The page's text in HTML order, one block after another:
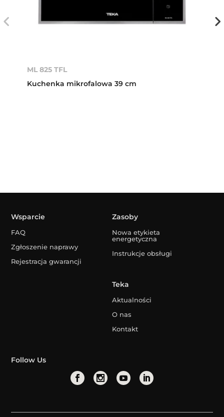
ML 825 TFL
Kuchenka mikrofalowa 39 cm
Wsparcie
FAQ
Zgłoszenie naprawy
Rejestracja gwarancji
Zasoby
Nowa etykieta
energetyczna
Instrukcje obsługi
Teka
Aktualności
O nas
Kontakt
Follow Us